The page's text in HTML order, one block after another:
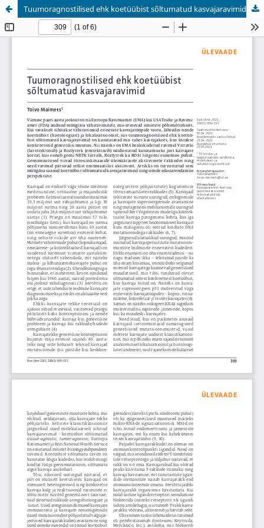
Tuumoragnostilised ehk koetüübist sõltumatud kasvajaravimid